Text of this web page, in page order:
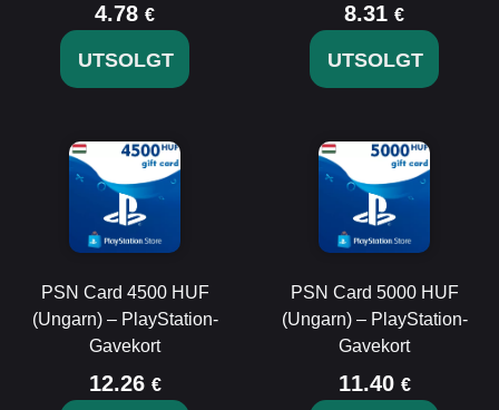
4.78 €
UTSOLGT
8.31 €
UTSOLGT
PSN Card 4500 HUF
(Ungarn) – PlayStation-
Gavekort
12.26 €
PSN Card 5000 HUF
(Ungarn) – PlayStation-
Gavekort
11.40 €